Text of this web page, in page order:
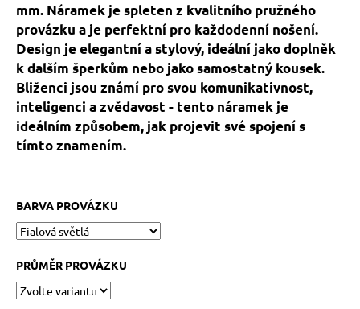
mm. Náramek je spleten z kvalitního pružného
provázku a je perfektní pro každodenní nošení.
Design je elegantní a stylový, ideální jako doplněk
k dalším šperkům nebo jako samostatný kousek.
Bliženci jsou známí pro svou komunikativnost,
inteligenci a zvědavost - tento náramek je
ideálním způsobem, jak projevit své spojení s
tímto znamením.
BARVA PROVÁZKU
PRŮMĚR PROVÁZKU
D
o
p
o
r
u
č
u
m
e
KABBALAH
FIVE
SILVER